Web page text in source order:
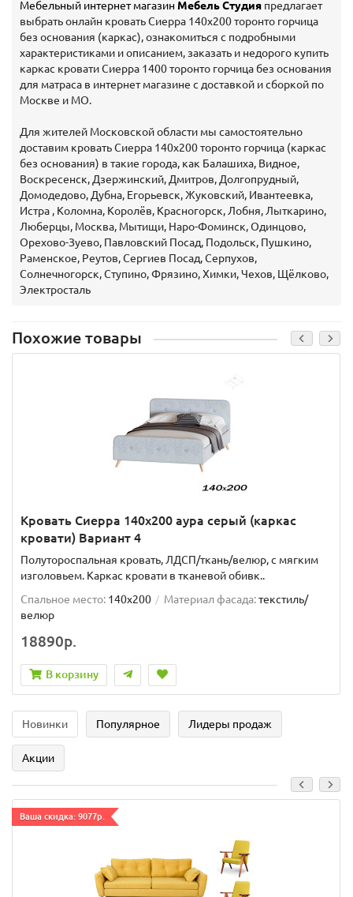
Мебельный интернет магазин Мебель Студия предлагает
выбрать онлайн кровать Сиерра 140х200 торонто горчица
без основания (каркас), ознакомиться с подробными
характеристиками и описанием, заказать и недорого купить
каркас кровати Сиерра 1400 торонто горчица без основания
для матраса в интернет магазине с доставкой и сборкой по
Москве и МО.
Для жителей Московской области мы самостоятельно
доставим кровать Сиерра 140х200 торонто горчица (каркас
без основания) в такие города, как Балашиха, Видное,
Воскресенск, Дзержинский, Дмитров, Долгопрудный,
Домодедово, Дубна, Егорьевск, Жуковский, Ивантеевка,
Истра , Коломна, Королёв, Красногорск, Лобня, Лыткарино,
Люберцы, Москва, Мытищи, Наро-Фоминск, Одинцово,
Орехово-Зуево, Павловский Посад, Подольск, Пушкино,
Раменское, Реутов, Сергиев Посад, Серпухов,
Солнечногорск, Ступино, Фрязино, Химки, Чехов, Щёлково,
Электросталь
Похожие товары
Кровать Сиерра 140х200 аура серый (каркас
кровати) Вариант 4
Полутороспальная кровать, ЛДСП/ткань/велюр, с мягким
изголовьем. Каркас кровати в тканевой обивк..
Спальное место: 140x200 Материал фасада:текстиль/
велюр
18890р.
В корзину
Новинки Популярное Лидеры продаж
Акции
Ваша скидка: 9077р.